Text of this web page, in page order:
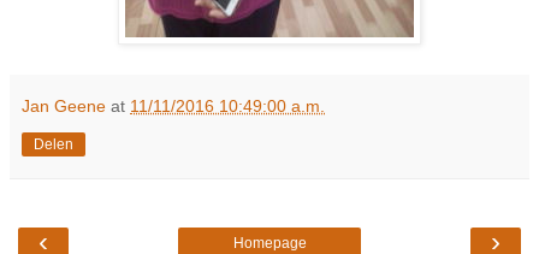
Jan Geene at 11/11/2016 10:49:00 a.m.
Delen
‹ ›
Homepage